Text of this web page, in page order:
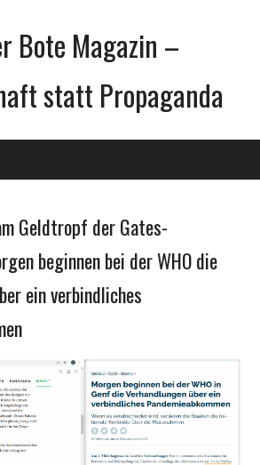
Bote Magazin –
statt Propaganda
Geldtropf der Gates-
beginnen bei der WHO die
ein verbindliches